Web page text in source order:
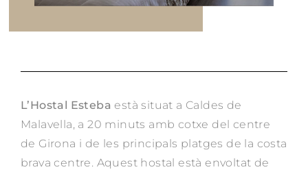
L’Hostal Esteba està situat a Caldes de
Malavella, a 20 minuts amb cotxe del centre
de Girona i de les principals platges de la costa
brava centre. Aquest hostal està envoltat de